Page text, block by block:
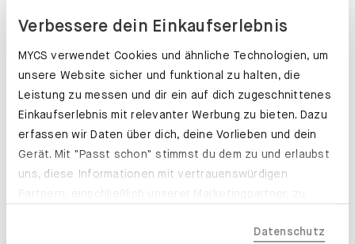
Verbessere dein Einkaufserlebnis
MYCS verwendet Cookies und ähnliche Technologien, um
unsere Website sicher und funktional zu halten, die
Leistung zu messen und dir ein auf dich zugeschnittenes
Einkaufserlebnis mit relevanter Werbung zu bieten. Dazu
erfassen wir Daten über dich, deine Vorlieben und dein
Gerät. Mit "Passt schon" stimmst du dem zu und erlaubst
uns, diese Informationen mit vertrauenswürdigen
der EU, beispielsweise in den USA, verarbeitet werden
Datenschutz